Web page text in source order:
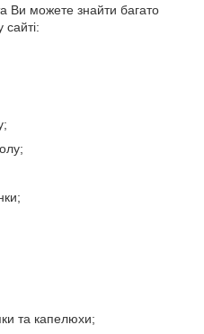
Ви можете знайти багато
та капелюхи;